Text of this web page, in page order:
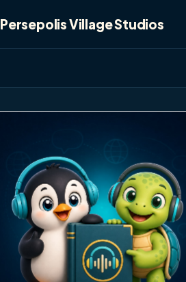
Persepolis Village Studios